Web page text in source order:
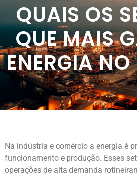
QUAIS OS
QUE MAIS
ENERGIA NO
Na indústria e comércio a energia é
funcionamento e produção. Esses
operações de alta demanda